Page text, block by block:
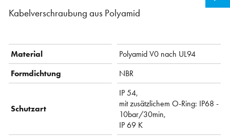
Kabelverschraubung aus Polyamid
Material
Polyamid V0 nach UL94
Formdichtung
NBR
Schutzart
IP 54,
mit zusätzlichem O-Ring: IP68 -
10bar/30min,
IP 69 K